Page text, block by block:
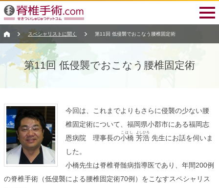
スペシャリストに聞く 第11回 低侵襲でおこなう腰椎固定術
第11回 低侵襲でおこなう腰椎固定術
今回は、これまでよりもさらに侵襲の少ない腰
椎固定術について、福岡県小郡市にある福岡志
恩病院 理事長の小橋
こはし
芳浩
よしひろ
先生にお話を伺いま
した。
小橋先生は脊椎脊髄病指導医であり、年間200例
の脊椎手術（低侵襲による腰椎固定術70例）をこなすスペシャリス